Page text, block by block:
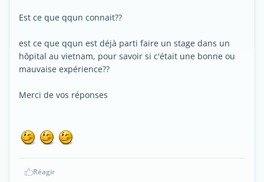
Est ce que qqun connait??
est ce que qqun est déjà parti faire un stage dans un
hôpital au vietnam, pour savoir si c'était une bonne ou
mauvaise expérience??
Merci de vos réponses
Réagir